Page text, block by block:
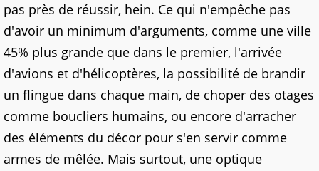
pas près de réussir, hein. Ce qui n'empêche pas
d'avoir un minimum d'arguments, comme une ville
45% plus grande que dans le premier, l'arrivée
d'avions et d'hélicoptères, la possibilité de brandir
un flingue dans chaque main, de choper des otages
comme boucliers humains, ou encore d'arracher
des éléments du décor pour s'en servir comme
armes de mêlée. Mais surtout, une optique